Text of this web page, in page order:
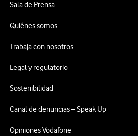
Sala de Prensa
Quiénes somos
Trabaja con nosotros
Legal y regulatorio
Sostenibilidad
Canal de denuncias – Speak Up
Opiniones Vodafone